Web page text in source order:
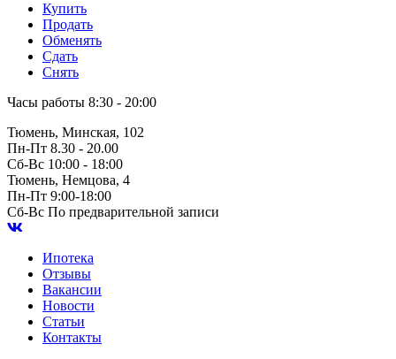
Купить
Продать
Обменять
Сдать
Снять
Часы работы 8:30 - 20:00
Тюмень, Минская, 102
Пн-Пт 8.30 - 20.00
Сб-Вс 10:00 - 18:00
Тюмень, Немцова, 4
Пн-Пт 9:00-18:00
Сб-Вс По предварительной записи
Ипотека
Отзывы
Вакансии
Новости
Статьи
Контакты